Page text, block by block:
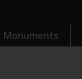
Monuments